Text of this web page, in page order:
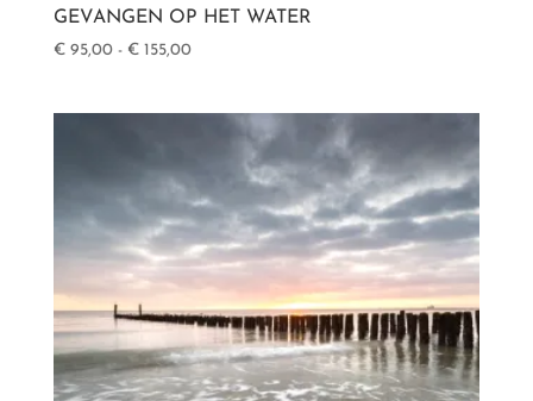
GEVANGEN OP HET WATER
€95,00 - €155,00Prijsklasse:
€ 155,00